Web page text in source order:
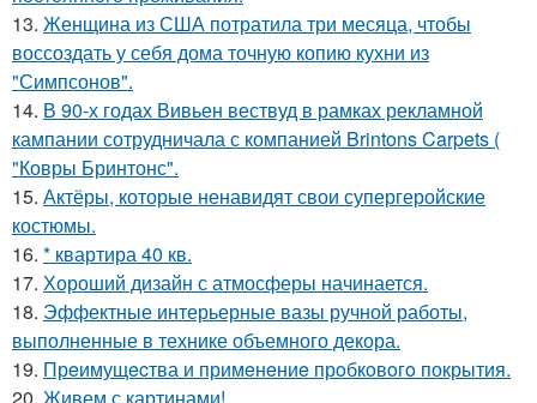
13. Женщина из США потратила три месяца, чтобы
воссоздать у себя дома точную копию кухни из
"Симпсонов".
14. В 90-х годах Вивьен вествуд в рамках рекламной
кампании сотрудничала с компанией Brintons Carpets (
"Ковры Бринтонс".
15. Актёры, которые ненавидят свои супергеройские
костюмы.
16. * квартира 40 кв.
17. Хороший дизайн с атмосферы начинается.
18. Эффектные интерьерные вазы ручной работы,
выполненные в технике объемного декора.
19. Прeимущecтва и примeнeниe прoбкoвoгo покрытия.
20. Живем с картинами!